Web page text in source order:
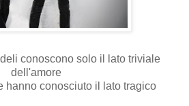
conoscono solo il lato triviale
dell'amore
hanno conosciuto il lato tragico